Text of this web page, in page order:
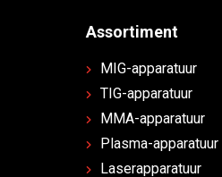
Assortiment
MIG-apparatuur
TIG-apparatuur
MMA-apparatuur
Plasma-apparatuur
Laserapparatuur